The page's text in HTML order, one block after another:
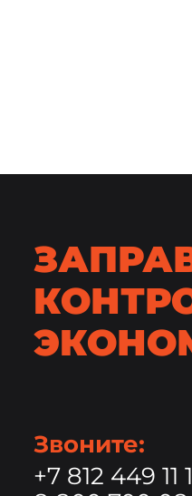
Звоните:
+7 812 449 11